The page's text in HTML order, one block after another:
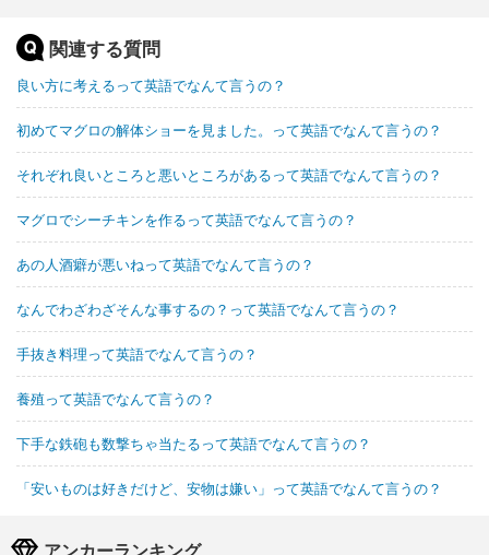
関連する質問
良い方に考えるって英語でなんて言うの？
初めてマグロの解体ショーを見ました。って英語でなんて言うの？
それぞれ良いところと悪いところがあるって英語でなんて言うの？
マグロでシーチキンを作るって英語でなんて言うの？
あの人酒癖が悪いねって英語でなんて言うの？
なんでわざわざそんな事するの？って英語でなんて言うの？
手抜き料理って英語でなんて言うの？
養殖って英語でなんて言うの？
下手な鉄砲も数撃ちゃ当たるって英語でなんて言うの？
「安いものは好きだけど、安物は嫌い」って英語でなんて言うの？